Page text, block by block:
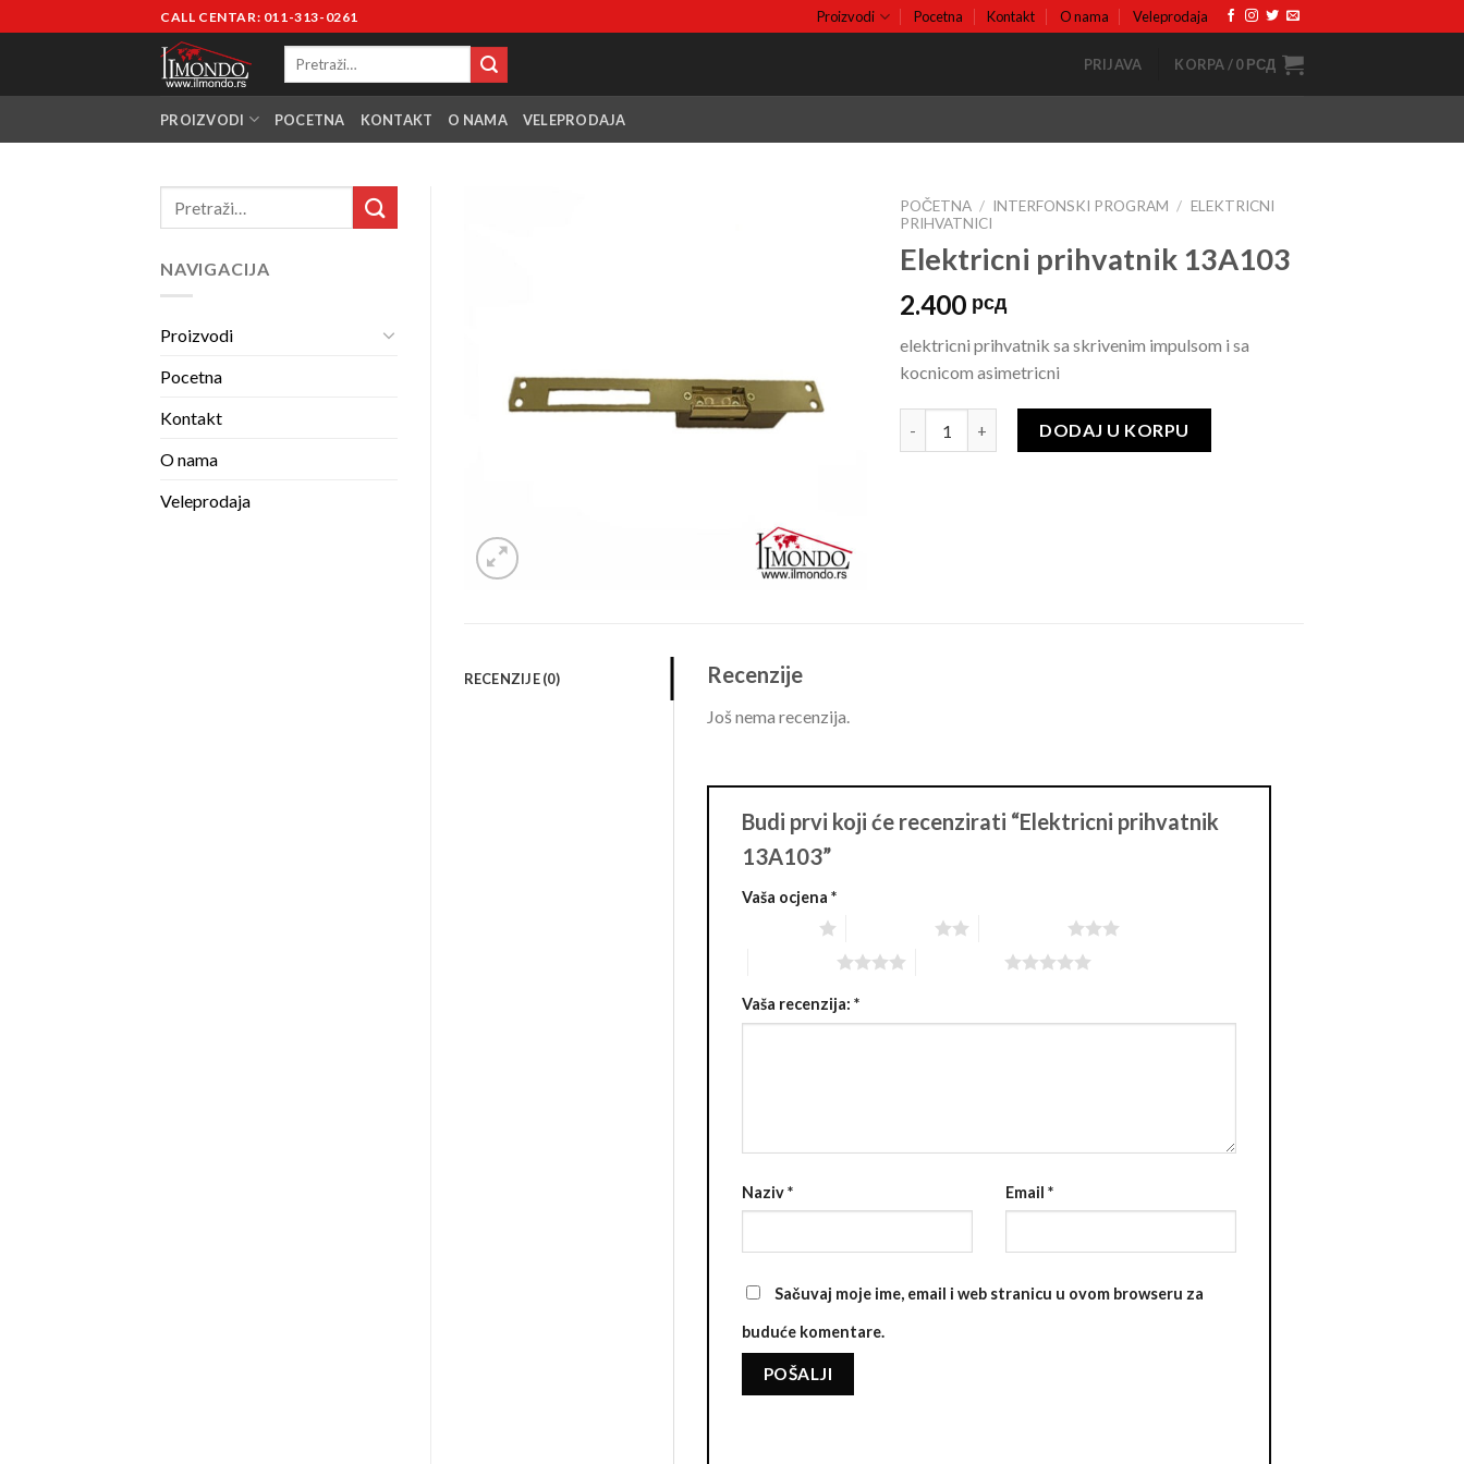
CALL CENTAR: 011-313-0261 Proizvodi Pocetna Kontakt O nama Veleprodaja
PRIJAVA KORPA /0РСД
PROIZVODI POCETNA KONTAKT O NAMA VELEPRODAJA
NAVIGACIJA
Proizvodi
Pocetna
Kontakt
O nama
Veleprodaja
POČETNA / INTERFONSKI PROGRAM / ELEKTRICNI
PRIHVATNICI
Elektricni prihvatnik 13A103
2.400 рсд
elektricni prihvatnik sa skrivenim impulsom i sa
kocnicom asimetricni
DODAJ U KORPU
RECENZIJE (0) Recenzije
Još nema recenzija.
Budi prvi koji će recenzirati “Elektricni prihvatnik
13A103”
Vaša ocjena*
Vaša recenzija:*
Naziv* Email*
Sačuvaj moje ime, email i web stranicu u ovom browseru za
buduće komentare.